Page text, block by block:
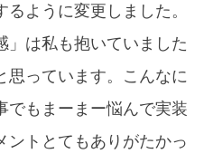
ように変更しました。
」は私も抱いていました
思っています。こんなに
でもまーまー悩んで実装
ントとてもありがたかっ